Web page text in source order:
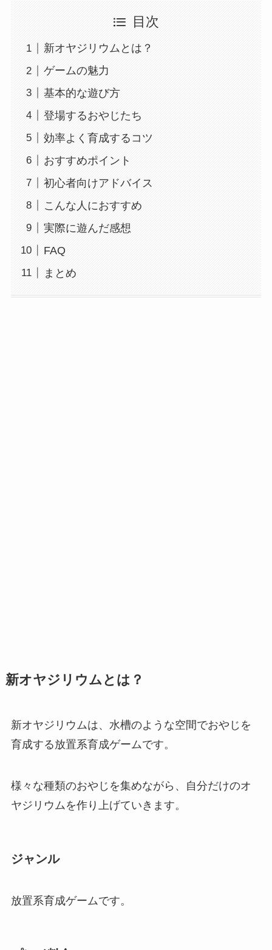
目次
新オヤジリウムとは？
ゲームの魅力
基本的な遊び方
登場するおやじたち
効率よく育成するコツ
おすすめポイント
初心者向けアドバイス
こんな人におすすめ
実際に遊んだ感想
FAQ
まとめ
新オヤジリウムとは？
新オヤジリウムは、水槽のような空間でおやじを
育成する放置系育成ゲームです。
様々な種類のおやじを集めながら、自分だけのオ
ヤジリウムを作り上げていきます。
ジャンル
放置系育成ゲームです。